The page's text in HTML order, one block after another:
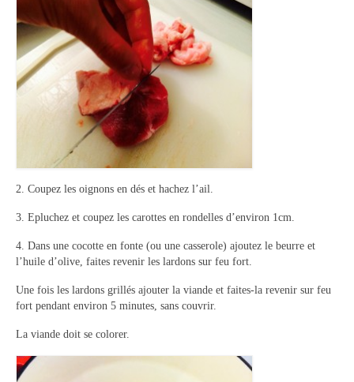
Gâteaux Tartes
Panna cotta Tiramisu
Divers desserts
Boissons
Sans alcool
Cocktails
A propos
Accueil
2. Coupez les oignons en dés et hachez l’ail.
3. Epluchez et coupez les carottes en rondelles d’environ 1cm.
4. Dans une cocotte en fonte (ou une casserole) ajoutez le beurre et
l’huile d’olive, faites revenir les lardons sur feu fort.
Une fois les lardons grillés ajouter la viande et faites-la revenir sur feu
fort pendant environ 5 minutes, sans couvrir.
La viande doit se colorer.